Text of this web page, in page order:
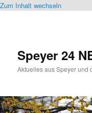
Zum Inhalt wechseln
Speyer 24
Aktuelles aus Speyer und